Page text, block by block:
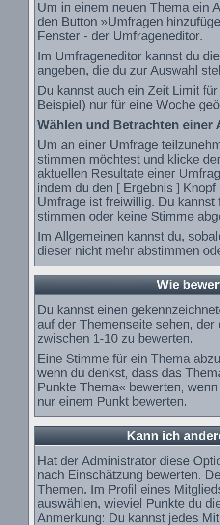
Um in einem neuen Thema ein
den Button »Umfragen
Fenster - der Umfrageneditor.
Im Umfrageneditor kannst du
angeben, die du zur Auswahl
Du kannst auch ein Zeit Limit
Beispiel) nur für eine Woche
Wählen und Betrachten einer
Um an einer Umfrage
stimmen möchtest und klicke
aktuellen Resultate einer
indem du den [ Ergebnis ]
Umfrage ist freiwillig. Du
stimmen oder keine Stimme
Im Allgemeinen kannst du,
dieser nicht mehr abstimmen
Wie
Du kannst einen
auf der Themenseite sehen,
zwischen 1-10 zu bewerten.
Eine Stimme für ein Thema
wenn du denkst, dass das
Punkte Thema« bewerten,
nur einem Punkt bewerten.
Kann ich
Hat der Administrator diese
nach Einschätzung bewerten.
Themen. Im Profil eines
auswählen, wieviel Punkte du
Anmerkung: Du kannst jedes